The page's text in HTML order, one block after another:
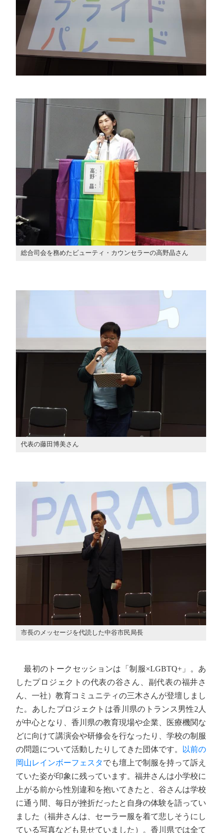
総合司会を務めたビューティ・カウンセラーの高野晶さん
代表の藤田博美さん
市長のメッセージを代読した中谷市民局長
最初のトークセッションは「制服×LGBTQ+」。あ
したプロジェクトの代表の谷さん、副代表の福井さ
ん、一社）教育コミュニティの三木さんが登壇しまし
た。あしたプロジェクトは香川県のトランス男性2人
が中心となり、香川県の教育現場や企業、医療機関な
どに向けて講演会や研修会を行なったり、学校の制服
の問題について活動したりしてきた団体です。
以前の
岡山レインボーフェスタでも壇上で制服を持って訴え
ていた姿が印象に残っています。福井さんは小学校に
上がる前から性別違和を抱いてきたと、谷さんは学校
に通う間、毎日が挫折だったと自身の体験を語ってい
ました（福井さんは、セーラー服を着て悲しそうにし
ている写真なども見せていました）。香川県では全て